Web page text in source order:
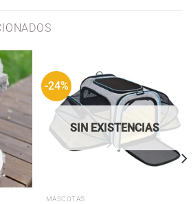
-24%
SIN EXISTENCIAS
MASCOTAS